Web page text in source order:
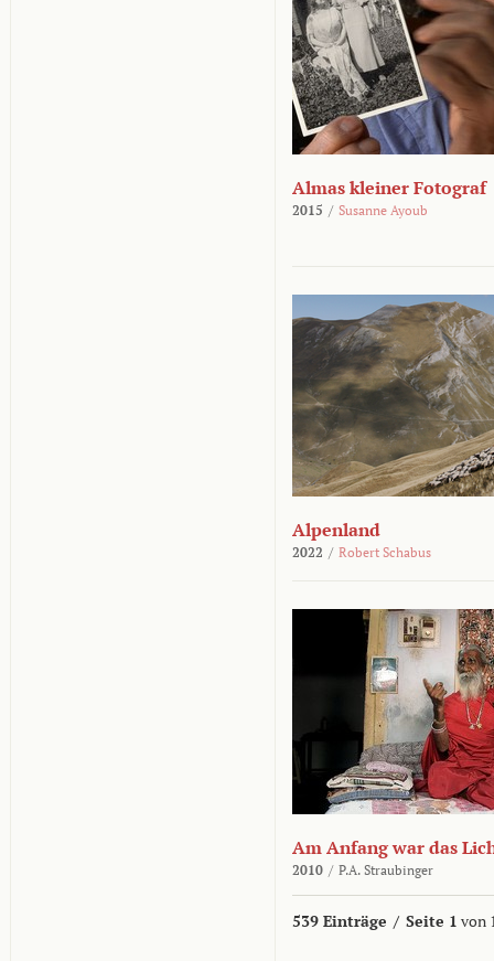
Almas kleiner Fotograf
2015 / Susanne Ayoub
Alpenland
2022 / Robert Schabus
Am Anfang war das
2010 / P.A. Straubinger
539 Einträge / Seite 1 von